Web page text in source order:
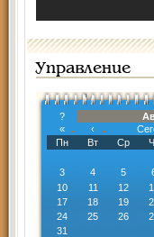
Управление
?
«
‹
Пн
Вт Ср
3
4 5
10
11 12
17
18 19
24
25 26
31